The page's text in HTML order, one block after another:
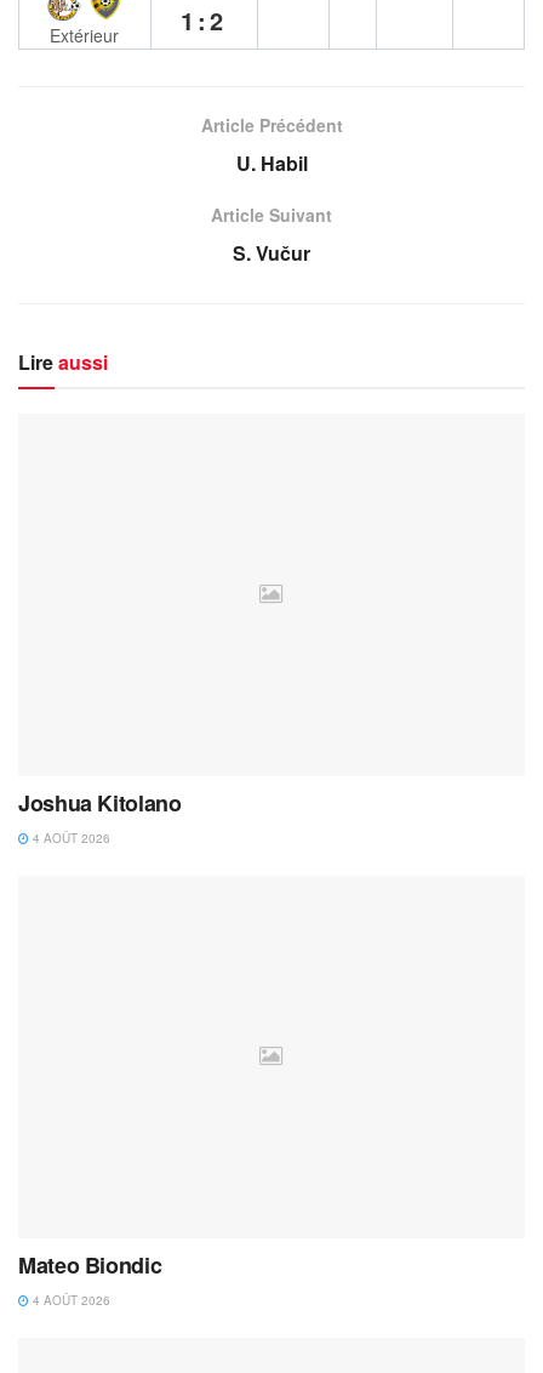
Extérieur 1:2
Article Précédent
U. Habil
Article Suivant
S. Vučur
Lireaussi
Joshua Kitolano
4 AOÛT 2026
Mateo Biondic
4 AOÛT 2026